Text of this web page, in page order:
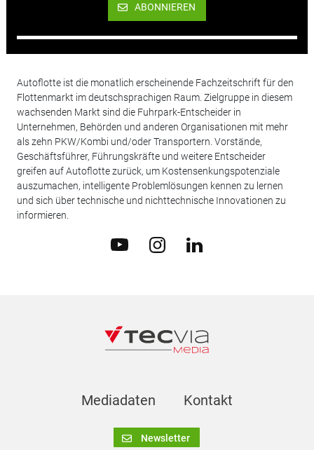
ABONNIEREN
Autoflotte ist die monatlich erscheinende Fachzeitschrift für den
Flottenmarkt im deutschsprachigen Raum. Zielgruppe in diesem
wachsenden Markt sind die Fuhrpark-Entscheider in
Unternehmen, Behörden und anderen Organisationen mit mehr
als zehn PKW/Kombi und/oder Transportern. Vorstände,
Geschäftsführer, Führungskräfte und weitere Entscheider
greifen auf Autoflotte zurück, um Kostensenkungspotenziale
auszumachen, intelligente Problemlösungen kennen zu lernen
und sich über technische und nichttechnische Innovationen zu
informieren.
Mediadaten Kontakt
Newsletter